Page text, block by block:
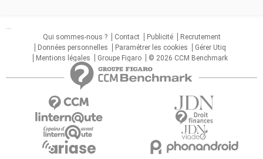
...
Qui sommes-nous ?
Contact Publicité
Recrutement
Données personnelles
Paramétrer les cookies
Gérer Utiq
Mentions légales
Groupe Figaro © 2026 CCM Benchmark